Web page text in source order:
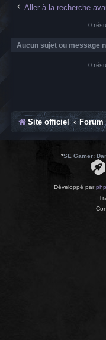
Aller à la recherche
0
Aucun sujet ou message
0
Site officiel Forum
*SE Gamer:
Développé par